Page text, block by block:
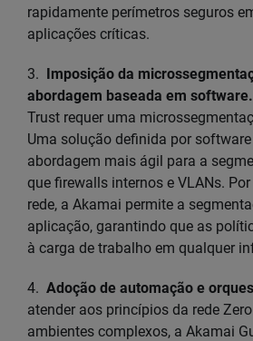
rapidamente perímetros seguros
aplicações críticas.
3. Imposição da
abordagem baseada em software.
Trust requer uma
Uma solução definida por
abordagem mais ágil para a
que firewalls internos e VLANs.
rede, a Akamai permite a
aplicação, garantindo que as
à carga de trabalho em qualquer
4. Adoção de automação e
atender aos princípios da rede
ambientes complexos, a Akamai